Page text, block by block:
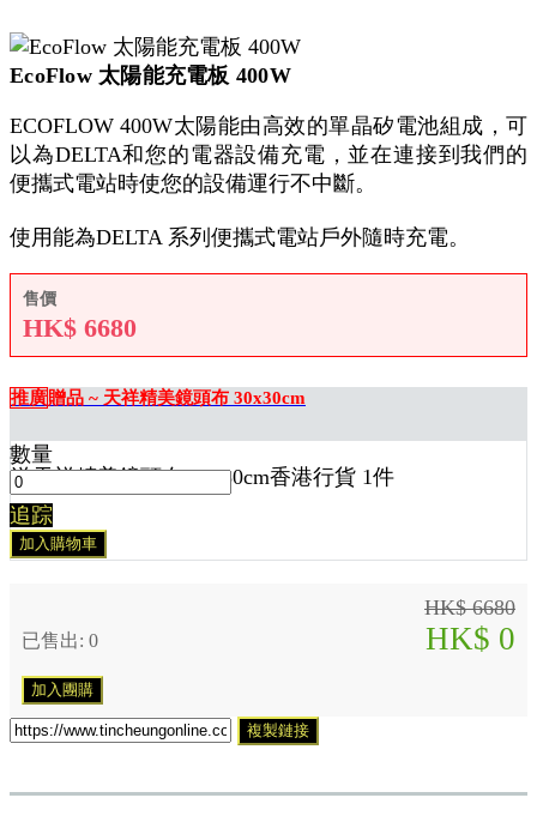
EcoFlow 太陽能充電板 400W
ECOFLOW 400W太陽能由高效的單晶矽電池組成，可
以為DELTA和您的電器設備充電，並在連接到我們的
便攜式電站時使您的設備運行不中斷。
使用能為DELTA 系列便攜式電站戶外隨時充電。
售價
HK$ 6680
推廣贈品 ~ 天祥精美鏡頭布 30x30cm
送天祥精美鏡頭布 30x30cm香港行貨 1件
數量
追踪
加入購物車
HK$ 6680
已售出: 0 HK$ 0
加入團購
複製鏈接